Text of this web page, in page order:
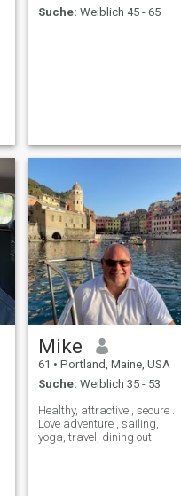
Suche: Weiblich 45 - 65
Mike
61 • Portland, Maine, USA
Suche: Weiblich 35 - 53
Healthy, attractive , secure .
Love adventure , sailing,
yoga, travel, dining out.